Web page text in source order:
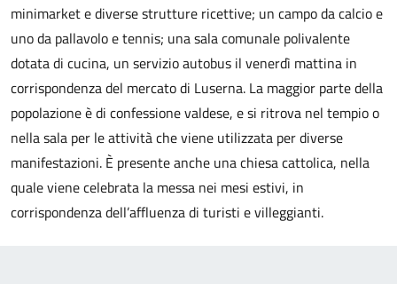
minimarket e diverse strutture ricettive; un campo da calcio e
uno da pallavolo e tennis; una sala comunale polivalente
dotata di cucina, un servizio autobus il venerdì mattina in
corrispondenza del mercato di Luserna. La maggior parte della
popolazione è di confessione valdese, e si ritrova nel tempio o
nella sala per le attività che viene utilizzata per diverse
manifestazioni. È presente anche una chiesa cattolica, nella
quale viene celebrata la messa nei mesi estivi, in
corrispondenza dell’affluenza di turisti e villeggianti.